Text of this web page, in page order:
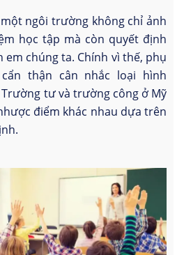
ngôi trường không chỉ ảnh
học tập mà còn quyết định
em chúng ta. Chính vì thế, phụ
thận cân nhắc loại hình
tư và trường công ở Mỹ
điểm khác nhau dựa trên